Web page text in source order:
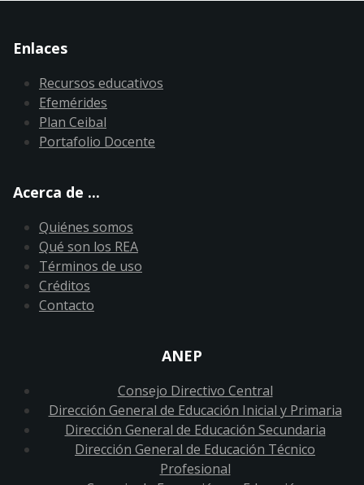
Enlaces
Recursos educativos
Efemérides
Plan Ceibal
Portafolio Docente
Acerca de ...
Quiénes somos
Qué son los REA
Términos de uso
Créditos
Contacto
ANEP
Consejo Directivo Central
Dirección General de Educación Inicial y Primaria
Dirección General de Educación Secundaria
Dirección General de Educación Técnico
Profesional